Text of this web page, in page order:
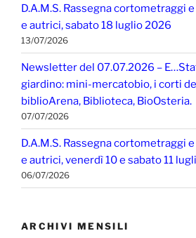
D.A.M.S. Rassegna cortometraggi
e autrici, sabato 18 luglio 2026
13/07/2026
Newsletter del 07.07.2026 –
giardino: mini-mercatobio, i corti
biblioArena, Biblioteca, BioOsteria.
07/07/2026
D.A.M.S. Rassegna cortometraggi
e autrici, venerdì 10 e sabato 11
06/07/2026
ARCHIVI MENSILI